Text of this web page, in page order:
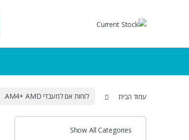
עמוד הבית לוחות אם למעבדי AM4+ AMD
Show All Categories